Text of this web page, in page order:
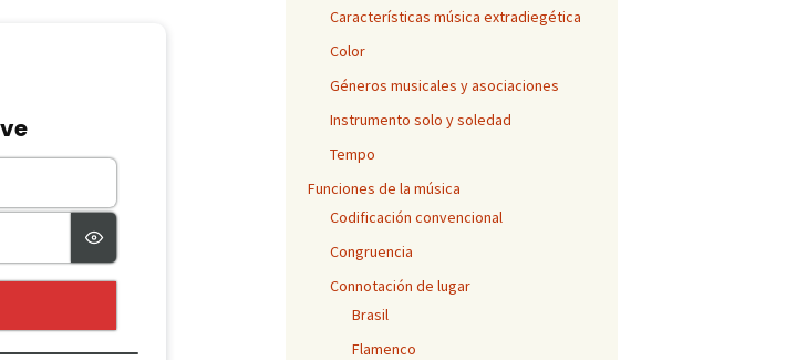
Características música extradiegética
Color
Géneros musicales y asociaciones
Instrumento solo y soledad
Tempo
Funciones de la música
Codificación convencional
Congruencia
Connotación de lugar
Brasil
Flamenco